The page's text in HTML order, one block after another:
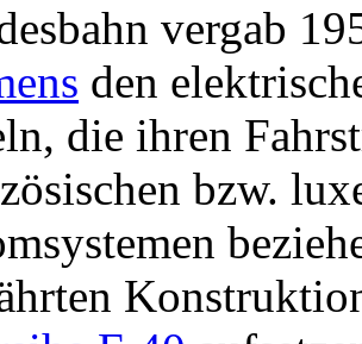
vergab
den
die ihren
bzw.